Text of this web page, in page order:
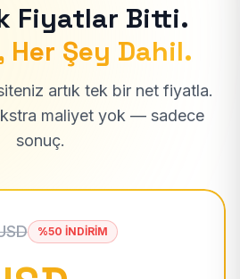
Fiyatlar Bitti.
Şey Dahil.
artık tek bir net fiyatla.
maliyet yok — sadece
sonuç.
%50 İNDİRİM